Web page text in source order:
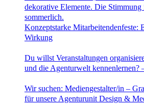
Konzeptstarke Mitarbeitendenfeste:
Wirkung
Du willst Veranstaltungen
und die Agenturwelt kennenlernen?
Wir suchen: Mediengestalter/in –
für unsere Agenturunit Design &